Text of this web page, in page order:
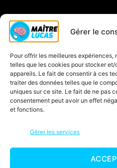
Gérer le
Pour offrir les meilleures
telles que les cookies pour stocker
appareils. Le fait de consentir à ces
traiter des données telles que le
uniques sur ce site. Le fait de ne pas
consentement peut avoir un effet
et fonctions.
Gérer les services
Qui est Maître Lucas ?
Soutien scolaire CP
Contactez-nous
Inscription à la
Blog
Jeux éducatifs
Maître Lucas